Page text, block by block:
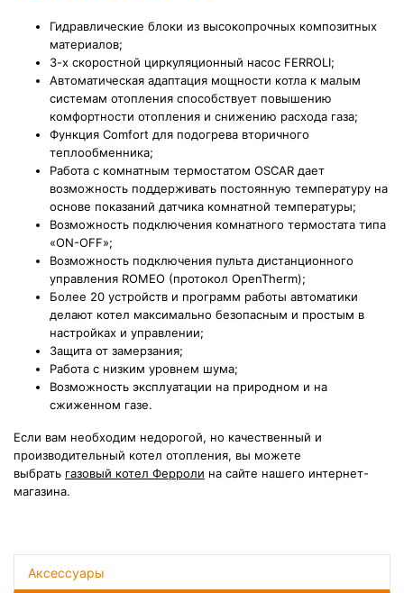
Гидравлические блоки из высокопрочных композитных
материалов;
3-х скоростной циркуляционный насос FERROLI;
Автоматическая адаптация мощности котла к малым
системам отопления способствует повышению
комфортности отопления и снижению расхода газа;
Функция Comfort для подогрева вторичного
теплообменника;
Работа с комнатным термостатом OSCAR дает
возможность поддерживать постоянную температуру на
основе показаний датчика комнатной температуры;
Возможность подключения комнатного термостата типа
«ON-OFF»;
Возможность подключения пульта дистанционного
управления ROMEO (протокол OpenTherm);
Более 20 устройств и программ работы автоматики
делают котел максимально безопасным и простым в
настройках и управлении;
Защита от замерзания;
Работа с низким уровнем шума;
Возможность эксплуатации на природном и на
сжиженном газе.
Если вам необходим недорогой, но качественный и
производительный котел отопления, вы можете
выбрать газовый котел Ферроли на сайте нашего интернет-
магазина.
Аксессуары